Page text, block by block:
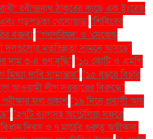
রবীন্দ্রনাথ ঠাকুরের কাছে এক ইংরেজ
এবং গড়পড়তা খেলোয়াড়’ ‘শিবিরের
বক্তব্য"‘গণপরিষদ’ ও ‘সেকেন্ড
দলগুলোর মতভিন্নতা সামনে আসছে"
দাম ৩-৪ গুণ বৃদ্ধি" "১০ কোটি ও এমপি
দাবি সামান্তার" "১৫ বছরে বিচার
আওয়ামী লীগ সরকারের বিরুদ্ধে"
ফল প্রকাশ"১৯ দিনে প্রবাসী আয়
"২৭টি ব্যাগসহ অস্ট্রেলিয়া সফরে
দিবস ও ৭ মার্চের গুরুত্ব অস্বীকার: